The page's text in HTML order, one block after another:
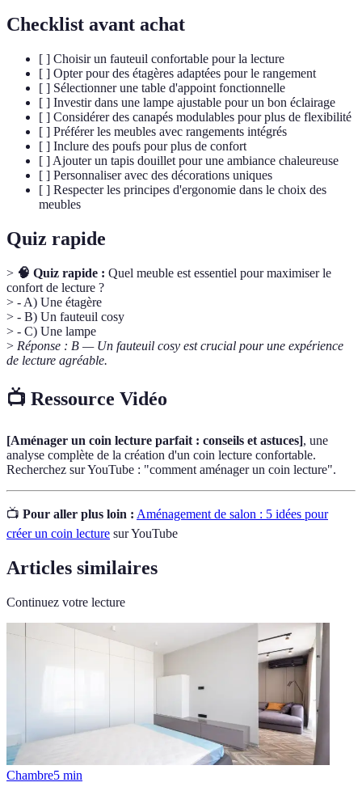
Checklist avant achat
[ ] Choisir un fauteuil confortable pour la lecture
[ ] Opter pour des étagères adaptées pour le rangement
[ ] Sélectionner une table d'appoint fonctionnelle
[ ] Investir dans une lampe ajustable pour un bon éclairage
[ ] Considérer des canapés modulables pour plus de flexibilité
[ ] Préférer les meubles avec rangements intégrés
[ ] Inclure des poufs pour plus de confort
[ ] Ajouter un tapis douillet pour une ambiance chaleureuse
[ ] Personnaliser avec des décorations uniques
[ ] Respecter les principes d'ergonomie dans le choix des
meubles
Quiz rapide
> 🧠 Quiz rapide : Quel meuble est essentiel pour maximiser le
confort de lecture ?
> - A) Une étagère
> - B) Un fauteuil cosy
> - C) Une lampe
> Réponse : B — Un fauteuil cosy est crucial pour une expérience
de lecture agréable.
📺 Ressource Vidéo
[Aménager un coin lecture parfait : conseils et astuces], une
analyse complète de la création d'un coin lecture confortable.
Recherchez sur YouTube : "comment aménager un coin lecture".
📺 Pour aller plus loin : Aménagement de salon : 5 idées pour
créer un coin lecture sur YouTube
Articles similaires
Continuez votre lecture
Chambre5 min